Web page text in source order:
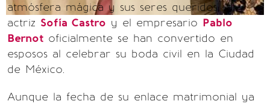
atmósfera mágica y sus seres queridos, la
actriz Sofía Castro y el empresario Pablo
Bernot oficialmente se han convertido en
esposos al celebrar su boda civil en la Ciudad
de México.
Aunque la fecha de su enlace matrimonial ya